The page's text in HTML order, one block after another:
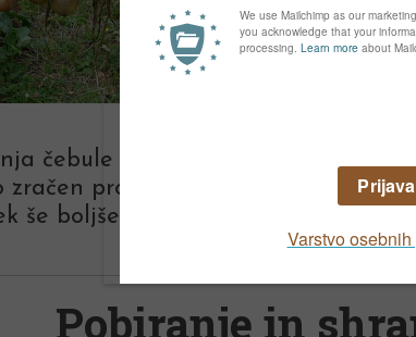
čebule je v kitah, vendar ga
zračen prostor nekam pod strop.
še boljše ohrani.
Pobiranje in